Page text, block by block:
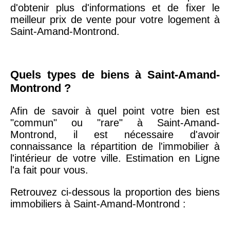
arrondissement
arrondissement
75013 -Paris
13ème
arrondissement
10 073 € 11 085 €
76600 - Le Havre 2 453 €
d'obtenir plus d'informations et de fixer le
meilleur prix de vente pour votre logement à
Saint-Amand-Montrond.
Quels types de biens à Saint-Amand-
Montrond ?
Afin de savoir à quel point votre bien est
"commun" ou "rare" à Saint-Amand-
Montrond, il est nécessaire d'avoir
connaissance la répartition de l'immobilier à
l'intérieur de votre ville. Estimation en Ligne
l'a fait pour vous.
Retrouvez ci-dessous la proportion des biens
immobiliers à Saint-Amand-Montrond :